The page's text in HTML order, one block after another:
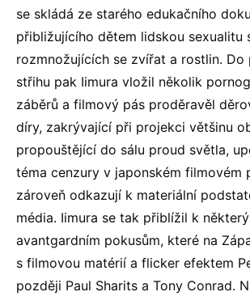
se skládá ze starého edukačního
přibližujícího dětem lidskou sexualitu
rozmnožujících se zvířat a rostlin. Do
střihu pak Iimura vložil několik
záběrů a filmový pás proděravěl
díry, zakrývající při projekci většinu
propouštějící do sálu proud světla,
téma cenzury v japonském filmovém
zároveň odkazují k materiální
média. Iimura se tak přiblížil k
avantgardním pokusům, které na
s filmovou matérií a flicker efektem
později Paul Sharits a Tony Conrad.